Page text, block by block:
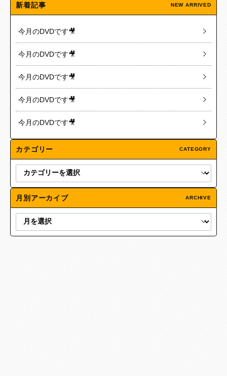
新着記事 NEW ARRIVED
今月のDVDです🎥
今月のDVDです🎥
今月のDVDです🎥
今月のDVDです🎥
今月のDVDです🎥
カテゴリー CATEGORY
月別アーカイブ ARCHIVE